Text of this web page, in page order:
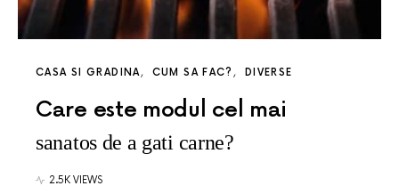
CASA SI GRADINA CUM SA FAC? DIVERSE
Care este modul cel mai
sanatos de a gati carne?
2.5K VIEWS